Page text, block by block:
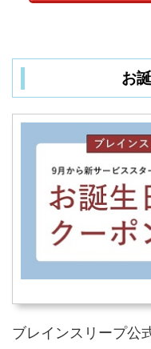
お
ブレインスリープ公